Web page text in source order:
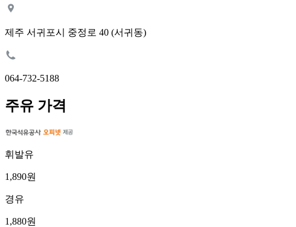
제주 서귀포시 중정로 40 (서귀동)
064-732-5188
주유 가격
휘발유
1,890원
경유
1,880원